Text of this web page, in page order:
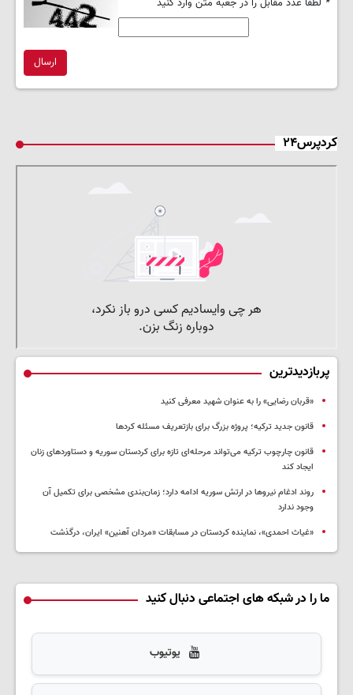
* لطفا عدد مقابل را در جعبه متن وارد کنید
ارسال
کردپرس۲۴
پربازدیدترین
«قربان رضایی» را به عنوان شهید معرفی کنید
قانون جدید ترکیه؛ پروژه بزرگ‌ برای بازتعریف مسئله کردها
قانون چارچوب ترکیه می‌تواند مرحله‌ای تازه برای کردستان سوریه و دستاوردهای زنان
ایجاد کند
روند ادغام نیروها در ارتش سوریه ادامه دارد؛ زمان‌بندی مشخصی برای تکمیل آن
وجود ندارد
«غیاث احمدی»، نماینده کردستان در مسابقات «مردان آهنین» ایران، درگذشت
ما را در شبکه های اجتماعی دنبال کنید
یوتیوب